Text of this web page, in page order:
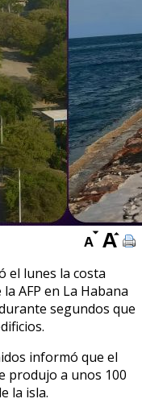
el lunes la costa
AFP en La Habana
segundos que
informó que el
produjo a unos 100
la isla.